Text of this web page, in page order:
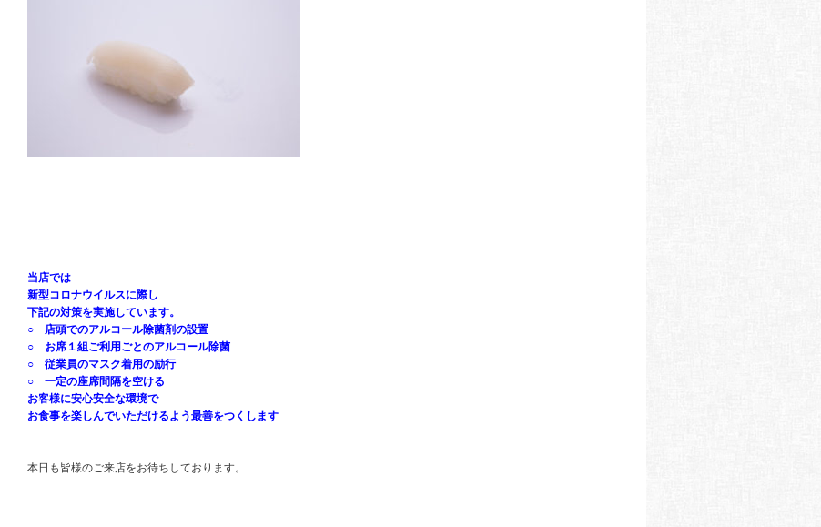
当店では
新型コロナウイルスに際し
下記の対策を実施しています。
○ 店頭でのアルコール除菌剤の設置
○ お席１組ご利用ごとのアルコール除菌
○ 従業員のマスク着用の励行
○ 一定の座席間隔を空ける
お客様に安心安全な環境で
お食事を楽しんでいただけるよう最善をつくします
本日も皆様のご来店をお待ちしております。